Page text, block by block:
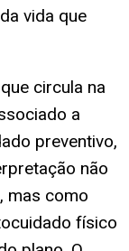
vida que
circula na
a
preventivo,
não
mas como
físico